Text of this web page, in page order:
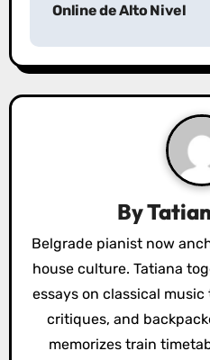
n
a
a
t
Online de Alto Nivel
By
Belgrade pianist now
house culture. Tatiana
essays on classical
critiques, and
memorizes train